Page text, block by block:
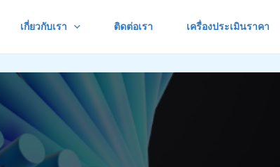
เกี่ยวกับเรา ติดต่อเรา เครื่องประเมินราคา